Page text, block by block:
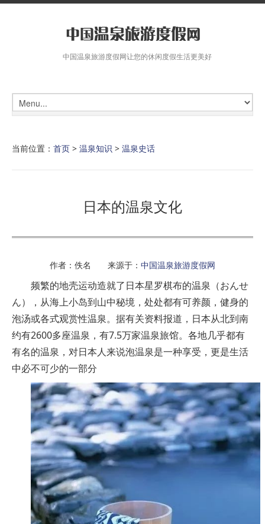
中国温泉旅游度假网让您的休闲度假生活更美好
当前位置： 首页 > 温泉知识 > 温泉史话
日本的温泉文化
作者：佚名 来源于： 中国温泉旅游度假网
频繁的地壳运动造就了日本星罗棋布的温泉（おんせ
ん），从海上小岛到山中秘境，处处都有可养颜，健身的
泡汤或各式观赏性温泉。据有关资料报道，日本从北到南
约有2600多座温泉，有7.5万家温泉旅馆。各地几乎都有
有名的温泉，对日本人来说泡温泉是一种享受，更是生活
中必不可少的一部分